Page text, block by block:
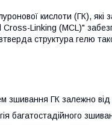
кислоти (ГК), які
Linking (MCL)"
структура гелю
зшивання ГК залежно від
багатостадійного